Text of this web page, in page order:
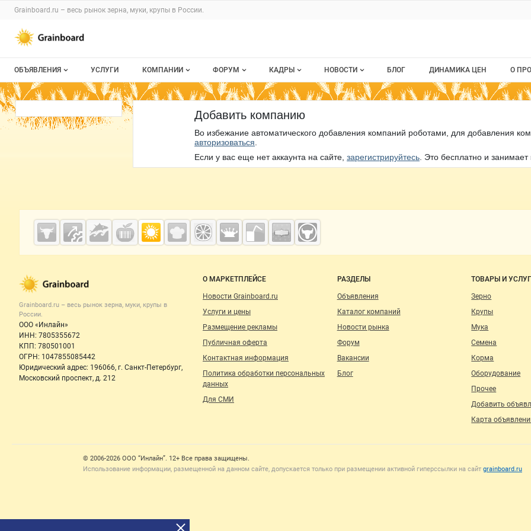
Раздел навигации по сайту grainboard.ru
Grainboard.ru – весь рынок зерна, муки, крупы в России.
Авторизация и меню пользователя
Навигация по разделам сайта grainboard.ru
ОБЪЯВЛЕНИЯ
Все объявления
Мои объявления
УСЛУГИ КОМПАНИИ
О каталоге компаний
Каталог компаний
Моя компания
Платное размещение
ФОРУМ
Все темы
Избранные
С моим участием
КАДРЫ
Все вакансии
Все резюме
НОВОСТИ
Новости рынка
БЛОГ ДИНАМИКА ЦЕН О
О
Добавить компанию
Во избежание автоматического добавления компаний роботами, для добавления
авторизоваться
Если у вас еще нет аккаунта на сайте, зарегистрируйтесь . Это бесплатно и
Дополнительная информация
Cсылки на полезные проекты
Grainboard.ru
Важные разделы и контакты
Grainboard.ru – весь рынок зерна, муки, крупы в
России.
ООО «Инлайн»
ИНН: 7805355672
КПП: 780501001
ОГРН: 1047855085442
Юридический адрес: 196066, г. Санкт-Петербург,
Московский проспект, д. 212
Навигация по сайту
О МАРКЕТПЛЕЙСЕ
Новости Grainboard.ru
Услуги и цены
Размещение рекламы
Публичная оферта
Контактная информация
Политика обработки персональных
данных
Для СМИ
РАЗДЕЛЫ
Объявления
Каталог компаний
Новости рынка
Форум
Вакансии
Блог
ТОВАРЫ И
Зерно
Крупы
Мука
Семена
Корма
Оборудование
Прочее
Добавить
Карта
Счетчики, авторское право, логотипы
© 2006‑2026 ООО “Инлайн”. 12+ Все права защищены.
Использование информации, размещенной на данном сайте, допускается только при размещении активной гиперссылки на сайт grainboard.ru